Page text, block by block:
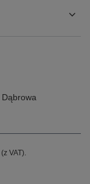
Dąbrowa
VAT).